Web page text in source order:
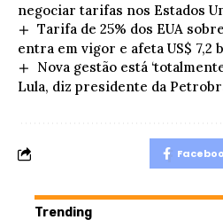
negociar tarifas nos Estados
Tarifa de 25% dos EUA
entra em vigor e afeta US$ 7,2
Nova gestão está
Lula, diz presidente da
Trending